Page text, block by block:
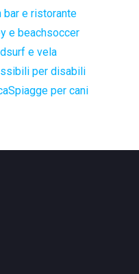
bar e ristorante
e beachsoccer
e vela
per disabili
Spiagge per cani